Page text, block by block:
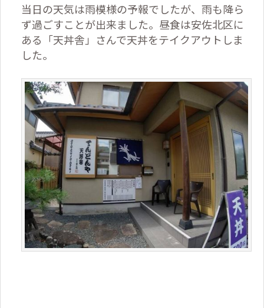
当日の天気は雨模様の予報でしたが、雨も降ら
ず過ごすことが出来ました。昼食は安佐北区に
ある「天丼舎」さんで天丼をテイクアウトしま
した。